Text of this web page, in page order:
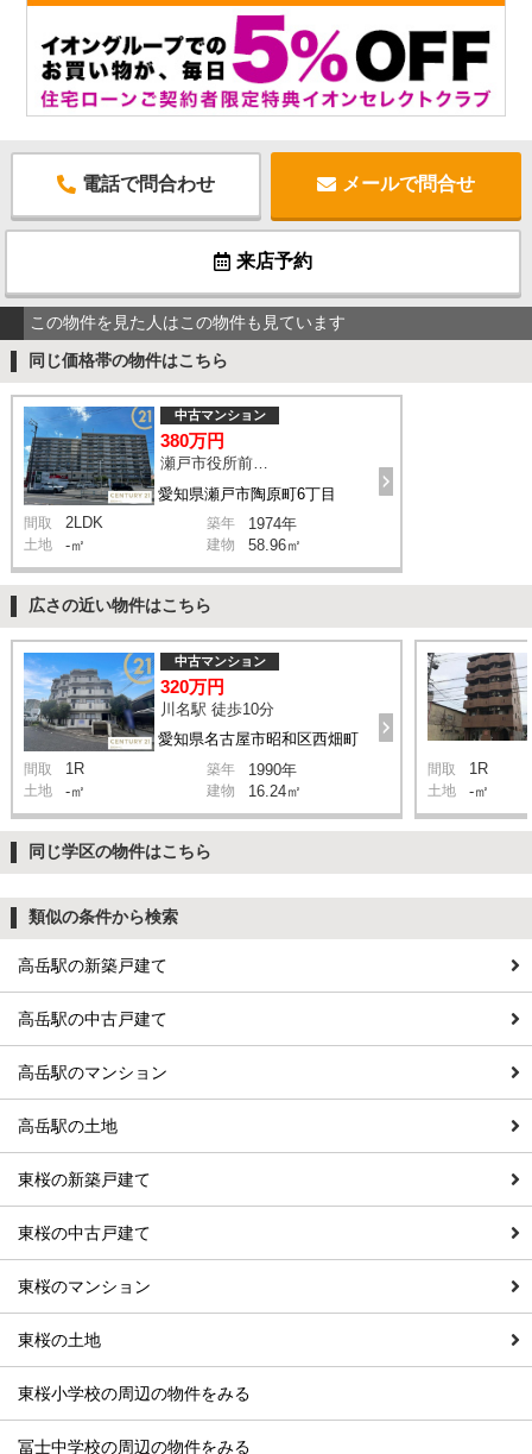
電話で問合わせ メールで問合せ
来店予約
この物件を見た人はこの物件も見ています
同じ価格帯の物件はこちら
愛知県瀬戸市陶原町6丁目
中古マンション
380万円
瀬戸市役所前駅 徒歩4分
間取 2LDK 築年 1974年
土地 -㎡ 建物 58.96㎡
広さの近い物件はこちら
愛知県名古屋市昭和区西畑町
中古マンション
320万円
川名駅 徒歩10分
間取 1R 築年 1990年
土地 -㎡ 建物 16.24㎡
間取 1R
土地 -㎡
同じ学区の物件はこちら
類似の条件から検索
高岳駅の新築戸建て
高岳駅の中古戸建て
高岳駅のマンション
高岳駅の土地
東桜の新築戸建て
東桜の中古戸建て
東桜のマンション
東桜の土地
東桜小学校の周辺の物件をみる
冨士中学校の周辺の物件をみる